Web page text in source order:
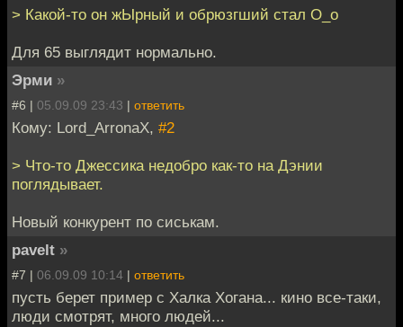
> Какой-то он жЫрный и обрюзгший стал О_о
Для 65 выглядит нормально.
Эрми »
#6 | 05.09.09 23:43 | ответить
Кому: Lord_ArronaX, #2
> Что-то Джессика недобро как-то на Дэнии
поглядывает.
Новый конкурент по сиськам.
pavelt »
#7 | 06.09.09 10:14 | ответить
пусть берет пример с Халка Хогана... кино все-таки,
люди смотрят, много людей...